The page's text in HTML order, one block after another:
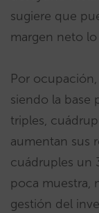
sugiere que
margen neto
Por
siendo la base
triples,
aumentan sus
cuádruples un
poca muestra,
gestión del